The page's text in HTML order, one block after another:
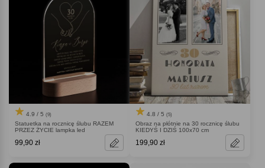
4.9 / 5 (9)
Statuetka na rocznicę ślubu RAZEM
PRZEZ ŻYCIE lampka led
99,90 zł
4.8 / 5 (5)
Obraz na płótnie na 30 rocznicę ślubu
KIEDYŚ I DZIŚ 100x70 cm
199,90 zł